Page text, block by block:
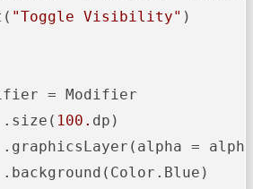
"Toggle Visibility" )
= Modifier
100. dp)
=